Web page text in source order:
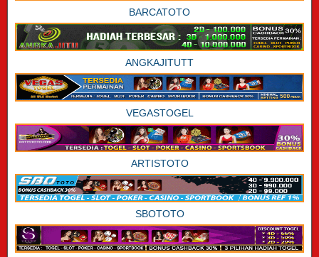
BARCATOTO
ANGKAJITUTT
VEGASTOGEL
ARTISTOTO
SBOTOTO